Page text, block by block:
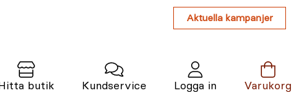
Aktuella kampanjer
butik Kundservice Logga in Varukorg